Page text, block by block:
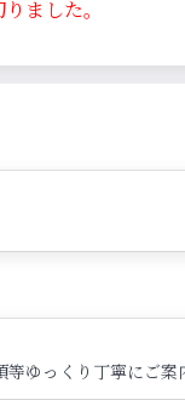
ました。
ゆっくり丁寧にご